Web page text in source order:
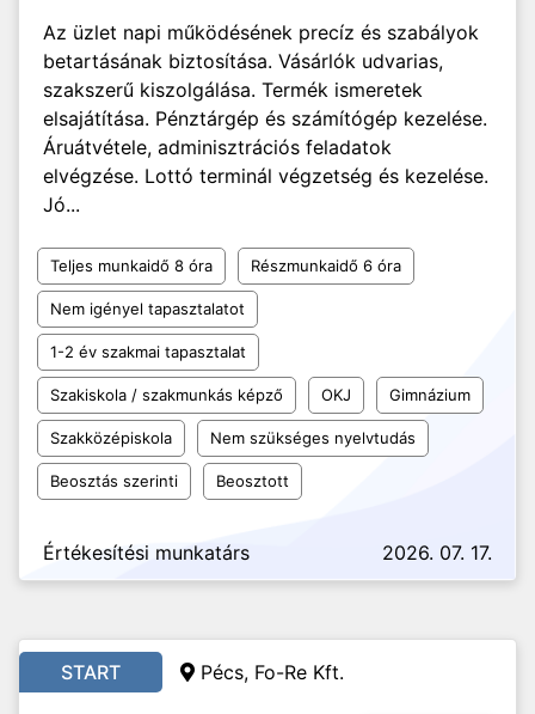
Az üzlet napi működésének precíz és szabályok
betartásának biztosítása. Vásárlók udvarias,
szakszerű kiszolgálása. Termék ismeretek
elsajátítása. Pénztárgép és számítógép kezelése.
Áruátvétele, adminisztrációs feladatok
elvégzése. Lottó terminál végzetség és kezelése.
Jó...
Teljes munkaidő 8 óra Részmunkaidő 6 óra
Nem igényel tapasztalatot
1-2 év szakmai tapasztalat
Szakiskola / szakmunkás képző OKJ Gimnázium
Szakközépiskola Nem szükséges nyelvtudás
Beosztás szerinti Beosztott
Értékesítési munkatárs 2026. 07. 17.
START Pécs, Fo-Re Kft.